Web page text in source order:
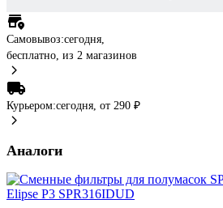
Самовывоз:сегодня,
бесплатно, из 2 магазинов
Курьером:сегодня, от 290 ₽
Аналоги